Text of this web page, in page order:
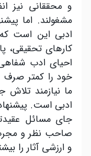
و محققانی نیز
مشغولند. اما
ادبی این است
کارهای تحقیقی،
احیای ادب
خود را کمتر صرف
ما نیازمند
ادبی است.
جای مسائل
صاحب نظر و
و ارزشی آثار را